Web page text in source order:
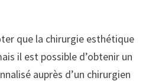
que la chirurgie esthétique
il est possible d’obtenir un
auprès d’un chirurgien